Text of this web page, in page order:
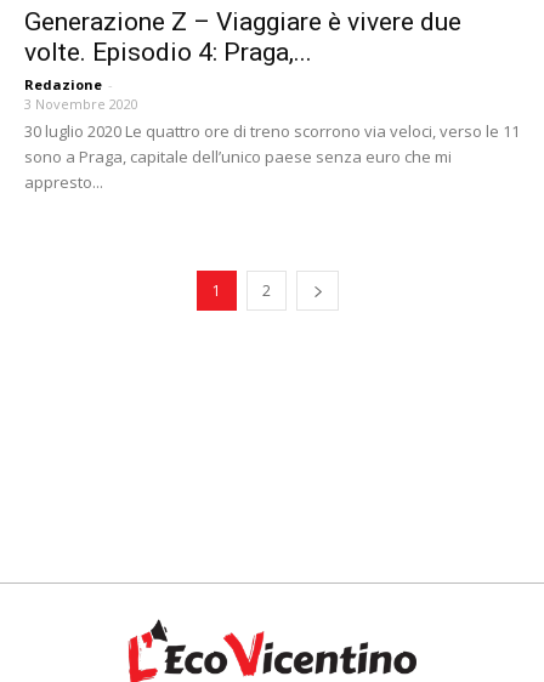
Generazione Z – Viaggiare è vivere due
volte. Episodio 4: Praga,...
Redazione -
3 Novembre 2020
30 luglio 2020 Le quattro ore di treno scorrono via veloci, verso le 11
sono a Praga, capitale dell’unico paese senza euro che mi
appresto...
1 2